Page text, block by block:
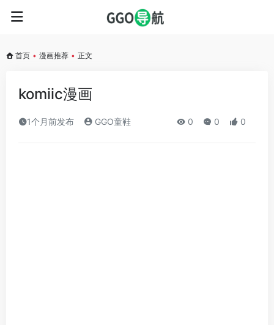
首页 • 漫画推荐 • 正文
komiic漫画
1个月前发布 GGO童鞋 0 0 0